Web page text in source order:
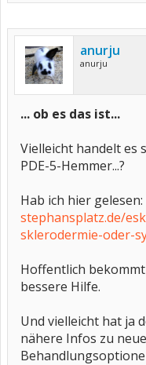
anurju
anurju
... ob es das ist...
Vielleicht handelt es
PDE-5-Hemmer...?
Hab ich hier gelesen:
stephansplatz.de/
sklerodermie-oder-
Hoffentlich
bessere Hilfe.
Und vielleicht hat ja
nähere Infos zu